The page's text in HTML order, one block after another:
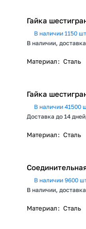
Гайка
В наличии 1150
В наличии,
Материал: Сталь
Гайка
В наличии 41500
Доставка до 14
Материал: Сталь
В наличии 9600
В наличии,
Материал: Сталь